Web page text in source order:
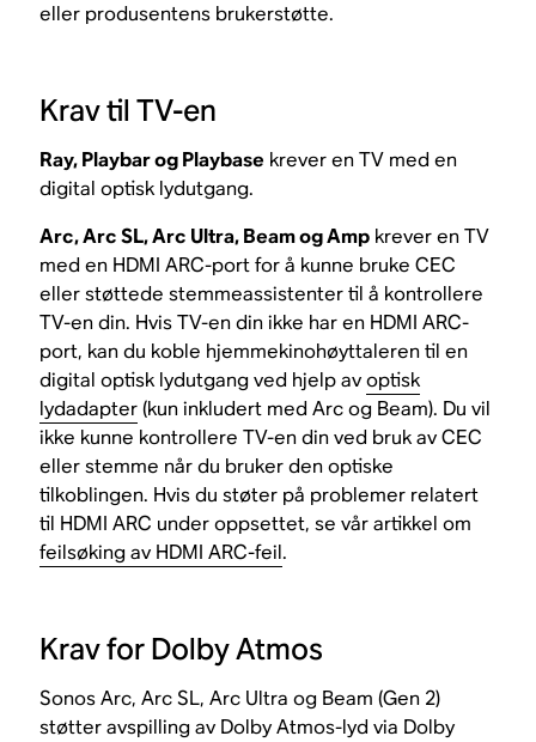
eller produsentens brukerstøtte.
Krav til TV-en
Ray, Playbar og Playbase krever en TV med en
digital optisk lydutgang.
Arc, Arc SL, Arc Ultra, Beam og Amp krever en TV
med en HDMI ARC-port for å kunne bruke CEC
eller støttede stemmeassistenter til å kontrollere
TV-en din. Hvis TV-en din ikke har en HDMI ARC-
port, kan du koble hjemmekinohøyttaleren til en
digital optisk lydutgang ved hjelp avoptisk
lydadapter(kun inkludert med Arc og Beam). Du vil
ikke kunne kontrollere TV-en din ved bruk av CEC
eller stemme når du bruker den optiske
tilkoblingen. Hvis du støter på problemer relatert
til HDMI ARC under oppsettet, se vår artikkel om
feilsøking av HDMI ARC-feil.
Krav for Dolby Atmos
Sonos Arc, Arc SL, Arc Ultra og Beam (Gen 2)
støtter avspilling av Dolby Atmos-lyd via Dolby